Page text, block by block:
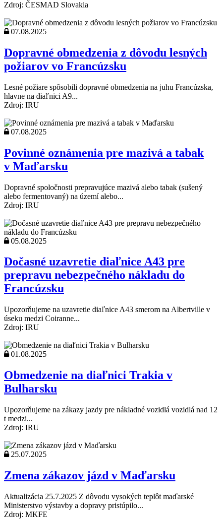
Zdroj: ČESMAD Slovakia
07.08.2025
Dopravné obmedzenia z dôvodu lesných
požiarov vo Francúzsku
Lesné požiare spôsobili dopravné obmedzenia na juhu Francúzska,
hlavne na diaľnici A9...
Zdroj: IRU
07.08.2025
Povinné oznámenia pre mazivá a tabak
v Maďarsku
Dopravné spoločnosti prepravujúce mazivá alebo tabak (sušený
alebo fermentovaný) na území alebo...
Zdroj: IRU
05.08.2025
Dočasné uzavretie diaľnice A43 pre
prepravu nebezpečného nákladu do
Francúzsku
Upozorňujeme na uzavretie diaľnice A43 smerom na Albertville v
úseku medzi Coiranne...
Zdroj: IRU
01.08.2025
Obmedzenie na diaľnici Trakia v
Bulharsku
Upozorňujeme na zákazy jazdy pre nákladné vozidlá vozidlá nad 12
t medzi...
Zdroj: IRU
25.07.2025
Zmena zákazov jázd v Maďarsku
Aktualizácia 25.7.2025 Z dôvodu vysokých teplôt maďarské
Ministerstvo výstavby a dopravy pristúpilo...
Zdroj: MKFE